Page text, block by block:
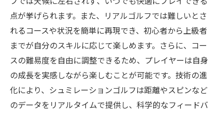
トレンドを先取りした新しいプレイ方法
業界の未来を見据えた展望と課題
シュミレーションゴルフが生み出す新しいゴル
フの楽しみ方
新しいゴルフ文化の形成とその影響
ゲーム感覚で楽しむ新しいゴルフ体験
点が挙げられます。また、リアルゴルフでは難しいとさ
れるコースや状況を簡単に再現でき、初心者から上級者
までが自分のスキルに応じて楽しめます。さらに、コー
スの難易度を自由に調整できるため、プレイヤーは自身
の成長を実感しながら楽しむことが可能です。技術の進
化により、シュミレーションゴルフは距離やスピンなど
のデータをリアルタイムで提供し、科学的なフィードバ